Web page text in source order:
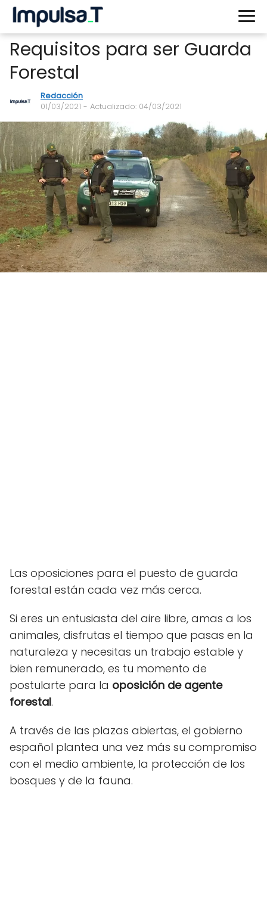
Requisitos para ser Guarda
Forestal
Redacción
01/03/2021 - Actualizado: 04/03/2021
Las oposiciones para el puesto de guarda
forestal están cada vez más cerca.
Si eres un entusiasta del aire libre, amas a los
animales, disfrutas el tiempo que pasas en la
naturaleza y necesitas un trabajo estable y
bien remunerado, es tu momento de
postularte para la oposición de agente
forestal.
A través de las plazas abiertas, el gobierno
español plantea una vez más su compromiso
con el medio ambiente, la protección de los
bosques y de la fauna.